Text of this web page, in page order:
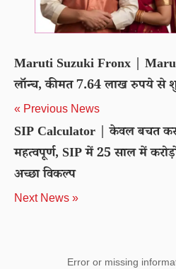
Maruti Suzuki Fronx |
लॉन्च, कीमत 7.64 लाख रुपये से
« Previous News
SIP Calculator | केवल बचत
महत्वपूर्ण, SIP में 25 साल में
अच्छा विकल्प
Next News »
Error or missing